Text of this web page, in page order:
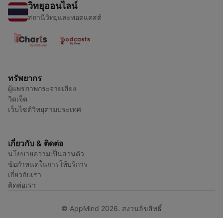
วิทยุออนไลน์
สถานีวิทยุและพอดแคสต์
ทรัพยากร
ผู้แพร่ภาพกระจายเสียง
วิดเจ็ต
เว็บไซต์วิทยุตามประเทศ
เกี่ยวกับ & ติดต่อ
นโยบายความเป็นส่วนตัว
ข้อกำหนดในการให้บริการ
เกี่ยวกับเรา
ติดต่อเรา
© AppMind 2026. สงวนลิขสิทธิ์